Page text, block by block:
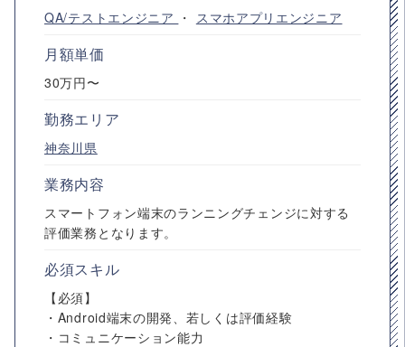
QA/テストエンジニア ・ スマホアプリエンジニア
月額単価
30万円〜
勤務エリア
神奈川県
業務内容
スマートフォン端末のランニングチェンジに対する
評価業務となります。
必須スキル
【必須】
・Android端末の開発、若しくは評価経験
・コミュニケーション能力